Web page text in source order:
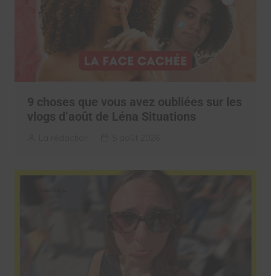
9 choses que vous avez oubliées sur les
vlogs d’août de Léna Situations